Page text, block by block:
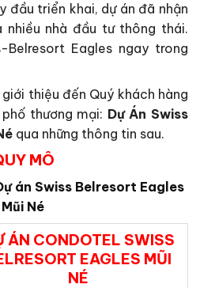
đầu triển khai, dự án đã nhận
nhiều nhà đầu tư thông thái.
Belresort Eagles ngay trong
thiệu đến Quý khách hàng
thương mại: Dự Án Swiss
qua những thông tin sau.
MÔ
án Swiss Belresort Eagles
Mũi Né
ÁN CONDOTEL SWISS
EAGLES MŨI
NÉ